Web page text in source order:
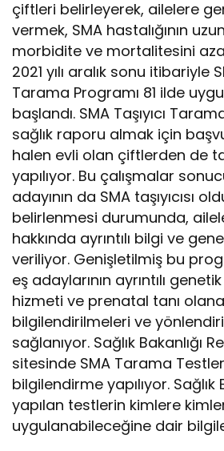
çiftleri belirleyerek, ailelere
vermek, SMA hastalığının
morbidite ve mortalitesini
2021 yılı aralık sonu itibariyle
Tarama Programı 81 ilde
başlandı. SMA Taşıyıcı
sağlık raporu almak için
halen evli olan çiftlerden de
yapılıyor. Bu çalışmalar
adayının da SMA taşıyıcısı
belirlenmesi durumunda,
hakkında ayrıntılı bilgi ve
veriliyor. Genişletilmiş bu
eş adaylarının ayrıntılı
hizmeti ve prenatal tanı
bilgilendirilmeleri ve
sağlanıyor. Sağlık Bakanlığı
sitesinde SMA Tarama
bilgilendirme yapılıyor. Sağlık
yapılan testlerin kimlere
uygulanabileceğine dair